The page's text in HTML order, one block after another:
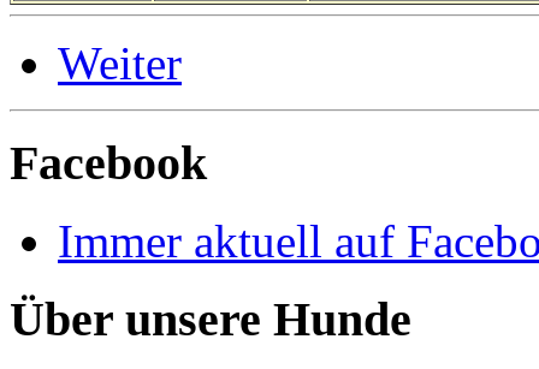
Weiter
Facebook
Immer aktuell auf
Über unsere Hunde